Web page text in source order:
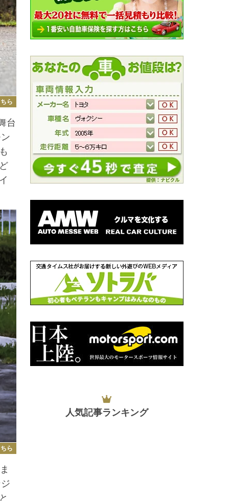
ら
台
ら
人気記事ランキング